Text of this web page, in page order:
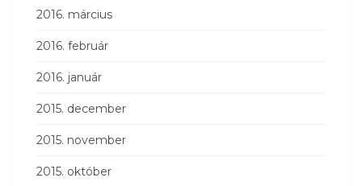
2016. március
2016. február
2016. január
2015. december
2015. november
2015. október